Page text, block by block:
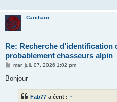
Carcharo
Re: Recherche d’identification
probablement chasseurs alpin
M
s
mar. juil. 07, 2026 1:02 pm
Bonjour
Fab77 a écrit : ↑